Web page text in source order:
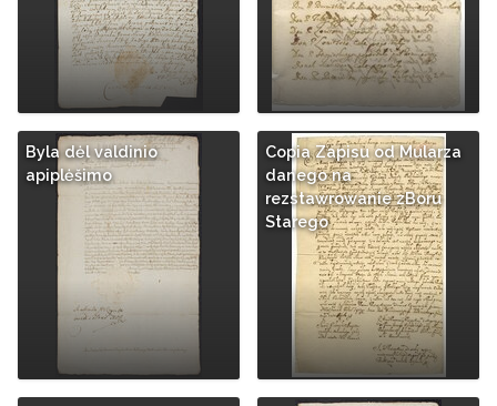
Byla dėl valdinio
apiplėšimo
Copia Zapisu od Mularza
danego na
rezstawrowanie zBoru
Starego